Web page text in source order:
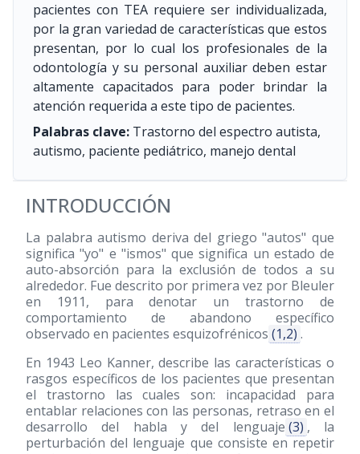
pacientes con TEA requiere ser individualizada,
por la gran variedad de características que estos
presentan, por lo cual los profesionales de la
odontología y su personal auxiliar deben estar
altamente capacitados para poder brindar la
atención requerida a este tipo de pacientes.
Palabras clave: Trastorno del espectro autista,
autismo, paciente pediátrico, manejo dental
INTRODUCCIÓN
La palabra autismo deriva del griego "autos" que
significa "yo" e "ismos" que significa un estado de
auto-absorción para la exclusión de todos a su
alrededor. Fue descrito por primera vez por Bleuler
en 1911, para denotar un trastorno de
comportamiento de abandono específico
observado en pacientes esquizofrénicos (1,2) .
En 1943 Leo Kanner, describe las características o
rasgos específicos de los pacientes que presentan
el trastorno las cuales son: incapacidad para
entablar relaciones con las personas, retraso en el
desarrollo del habla y del lenguaje (3) , la
perturbación del lenguaje que consiste en repetir